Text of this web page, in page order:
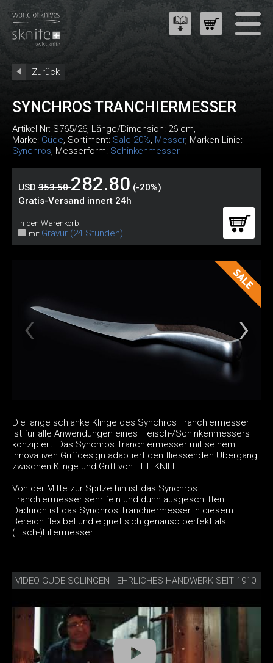
Zurück
SYNCHROS TRANCHIERMESSER
Artikel-Nr: S765/26, Länge/Dimension: 26 cm,
Marke: Güde, Sortiment: Sale 20%, Messer, Marken-Linie:
Synchros, Messerform: Schinkenmesser
USD 353.50282.80 (-20%)
Gratis-Versand innert 24h
In den Warenkorb:
mit Gravur (24 Stunden)
Die lange schlanke Klinge des Synchros Tranchiermesser
ist für alle Anwendungen eines Fleisch-/Schinkenmessers
konzipiert. Das Synchros Tranchiermesser mit seinem
innovativen Griffdesign adaptiert den fliessenden Übergang
zwischen Klinge und Griff von THE KNIFE.
Von der Mitte zur Spitze hin ist das Synchros
Tranchiermesser sehr fein und dünn ausgeschliffen.
Dadurch ist das Synchros Tranchiermesser in diesem
Bereich flexibel und eignet sich genauso perfekt als
(Fisch-)Filiermesser.
VIDEO GÜDE SOLINGEN - EHRLICHES HANDWERK SEIT 1910